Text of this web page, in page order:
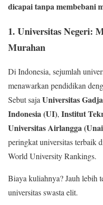
dicapai tanpa membebani
1. Universitas Negeri:
Murahan
Di Indonesia, sejumlah
menawarkan pendidikan
Sebut sajaUniversitas
Indonesia (UI), Institut
Universitas Airlangga
peringkat universitas terbaik
World University Rankings.
Biaya kuliahnya? Jauh lebih
universitas swasta elit.